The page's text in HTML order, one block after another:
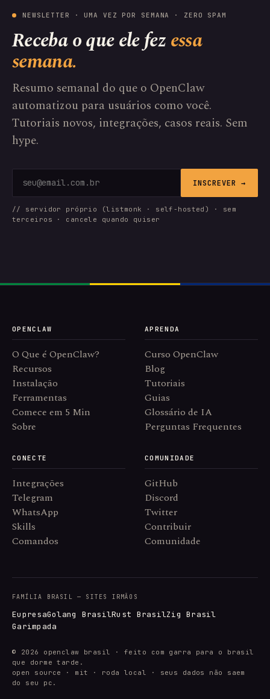
NEWSLETTER · UMA VEZ POR SEMANA · ZERO SPAM
Receba o que ele fezessa
semana.
Resumo semanal do que o OpenClaw
automatizou para usuários como você.
Tutoriais novos, integrações, casos reais. Sem
hype.
INSCREVER →
// servidor próprio (listmonk · self-hosted) · sem
terceiros · cancele quando quiser
OPENCLAW
O Que é OpenClaw?
Recursos
Instalação
Ferramentas
Comece em 5 Min
Sobre
APRENDA
Curso OpenClaw
Blog
Tutoriais
Guias
Glossário de IA
Perguntas Frequentes
CONECTE
Integrações
Telegram
WhatsApp
Skills
Comandos
COMUNIDADE
GitHub
Discord
Twitter
Contribuir
Comunidade
FAMÍLIA BRASIL — SITES IRMÃOS
EupresaGolang BrasilRust BrasilZig Brasil
Garimpada
© 2026 openclaw brasil · feito com garra para o brasil
que dorme tarde.
open source · mit · roda local · seus dados não saem
do seu pc.